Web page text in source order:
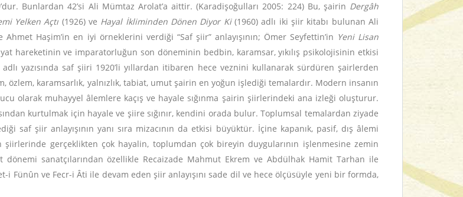
Bunlardan 42’si Ali Mümtaz Arolat’a aittir. (Karadişoğulları 2005: 224) Bu, şairin Dergâh
Yelken Açtı (1926) ve Hayal İkliminden Dönen Diyor Ki(1960) adlı iki şiir kitabı bulunan Ali
Haşim’in en iyi örneklerini verdiği “Saf şiir” anlayışının; Ömer Seyfettin’in Yeni Lisan
hareketinin ve imparatorluğun son döneminin bedbin, karamsar, yıkılış psikolojisinin etkisi
adlı yazısında saf şiiri 1920’li yıllardan itibaren hece veznini kullanarak sürdüren şairlerden
karamsarlık, yalnızlık, tabiat, umut şairin en yoğun işlediği temalardır. Modern insanın
olarak muhayyel âlemlere kaçış ve hayale sığınma şairin şiirlerindeki ana izleği oluşturur.
kurtulmak için hayale ve şiire sığınır, kendini orada bulur. Toplumsal temalardan ziyade
saf şiir anlayışının yanı sıra mizacının da etkisi büyüktür. İçine kapanık, pasif, dış âlemi
gerçeklikten çok hayalin, toplumdan çok bireyin duygularının işlenmesine zemin
dönemi sanatçılarından özellikle Recaizade Mahmut Ekrem ve Abdülhak Hamit Tarhan ile
Fünûn ve Fecr-i Âti ile devam eden şiir anlayışını sade dil ve hece ölçüsüyle yeni bir formda,